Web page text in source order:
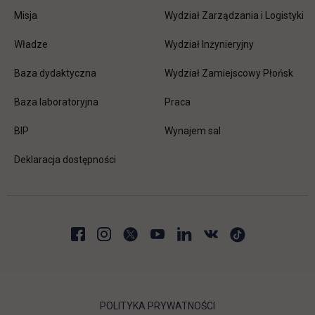
Misja
Władze
Baza dydaktyczna
Baza laboratoryjna
BIP
Deklaracja dostępności
Wydział Zarządzania i Logistyki
Wydział Inżynieryjny
Wydział Zamiejscowy Płońsk
Praca
Wynajem sal
POLITYKA PRYWATNOŚCI